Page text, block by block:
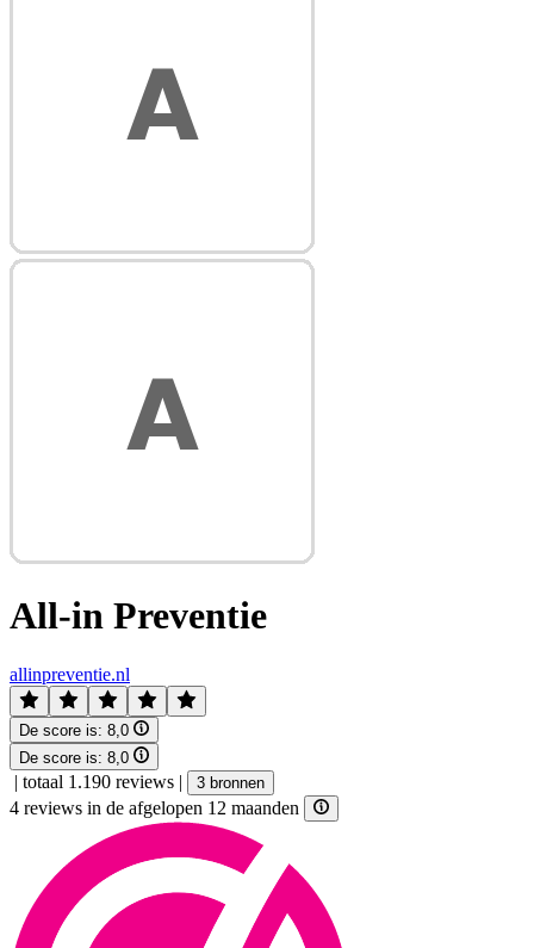
All-in Preventie
allinpreventie.nl
De score is: 8,0
De score is: 8,0
| totaal 1.190 reviews | 3 bronnen
4 reviews in de afgelopen 12 maanden